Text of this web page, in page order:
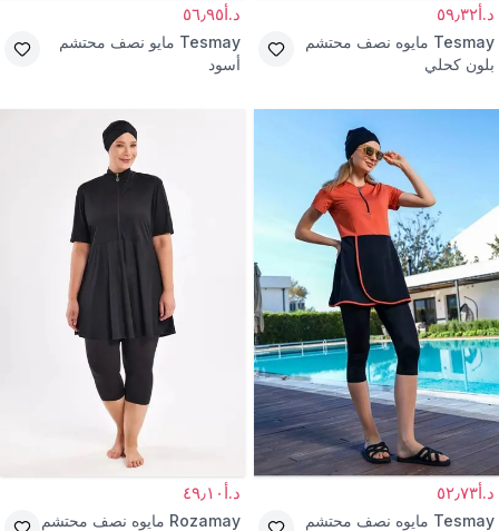
د.أ٥٩٫٣٢
Tesmay مايوه نصف محتشم
بلون كحلي
د.أ٥٦٫٩٥
Tesmay مايو نصف محتشم
أسود
د.أ٥٢٫٧٣
Tesmay مايوه نصف محتشم
د.أ٤٩٫١٠
Rozamay مايوه نصف محتشم